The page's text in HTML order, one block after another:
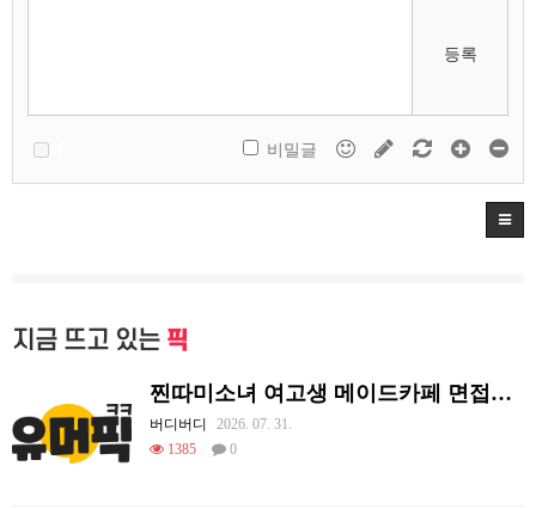
등록
비밀글
지금 뜨고 있는 픽
찐따미소녀 여고생 메이드카페 면접보기
버디버디
2026. 07. 31.
1385
0